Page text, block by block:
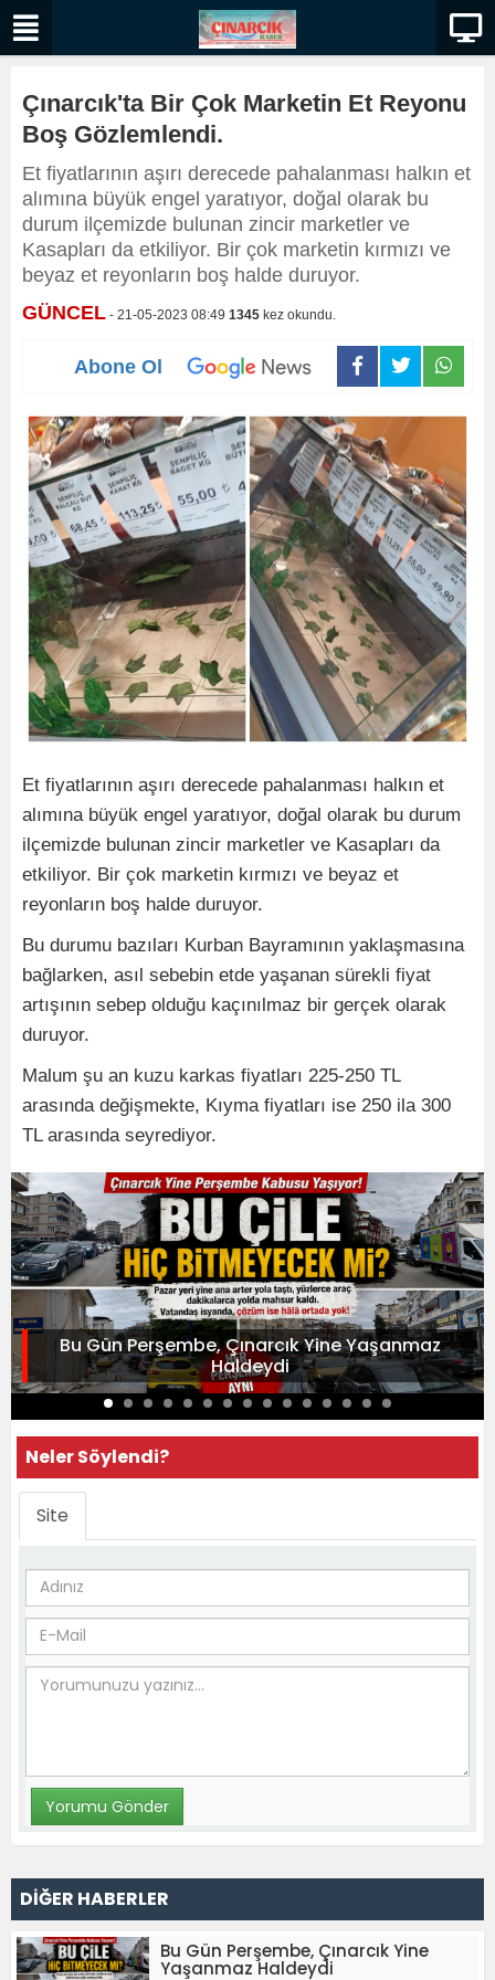
Çınarcık'ta Bir Çok Marketin Et Reyonu
Boş Gözlemlendi.
Et fiyatlarının aşırı derecede pahalanması halkın et
alımına büyük engel yaratıyor, doğal olarak bu
durum ilçemizde bulunan zincir marketler ve
Kasapları da etkiliyor. Bir çok marketin kırmızı ve
beyaz et reyonların boş halde duruyor.
GÜNCEL - 21-05-2023 08:49 1345 kez okundu.
Abone Ol
Et fiyatlarının aşırı derecede pahalanması halkın et
alımına büyük engel yaratıyor, doğal olarak bu durum
ilçemizde bulunan zincir marketler ve Kasapları da
etkiliyor. Bir çok marketin kırmızı ve beyaz et
reyonların boş halde duruyor.
Bu durumu bazıları Kurban Bayramının yaklaşmasına
bağlarken, asıl sebebin etde yaşanan sürekli fiyat
artışının sebep olduğu kaçınılmaz bir gerçek olarak
duruyor.
Malum şu an kuzu karkas fiyatları 225-250 TL
arasında değişmekte, Kıyma fiyatları ise 250 ila 300
TL arasında seyrediyor.
Bu Gün Perşembe, Çınarcık Yine Yaşanmaz
Haldeydi
Neler Söylendi?
Site
DİĞER HABERLER
Bu Gün Perşembe, Çınarcık Yine
Yaşanmaz Haldeydi